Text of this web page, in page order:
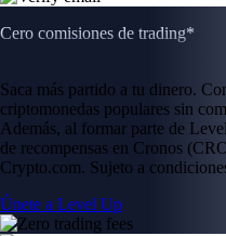
Cero comisiones de trading*
Saca más partido a tu dinero.
criptomonedas populares sin
Además, al formar parte de
de recompensas en Cronos
Crypto.com. Sujeto a
Únete a Level Up